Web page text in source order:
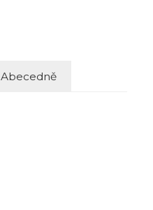
Abecedně